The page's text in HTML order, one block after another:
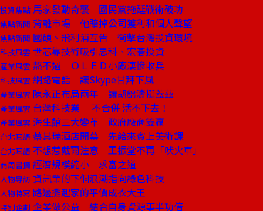
投資焦點 馬家發動奇襲 國民黨拖延戰術破功
焦點新聞 背離市場 他賠掉公司獲利和個人聲望
焦點新聞 國碩、飛利浦互告 衝擊台灣投資環境
科技風雲 世芯靠技術吸引思科、宏碁投資
產業風雲 熬不過 ＯＬＥＤ小廠淒慘收兵
科技風雲 網路電話 讓Skype甘拜下風
產業風雲 陳永正布局兩年 讓胡錦濤挺蓋茲
產業風雲 台灣科技業 不合併 活不下去！
產業風雲 海生館三大變革 政府廠商雙贏
台北耳語 蔡其瑞酒店開幕 先給來賓上美術課
台北耳語 不想惹戴爾注意 王振堂不再「吠火車」
商周書摘 經濟規模縮小 求富之道
人物專訪 資訊業的下個浪潮指向綠色科技
人物特寫 路邊攤起家的平價成衣大王
特別企劃 企業做公益 結合自身資源事半功倍